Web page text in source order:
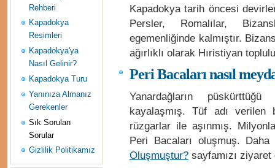
Rehberi
Kapadokya
Resimleri
Kapadokya'ya
Nasıl Gelinir?
Kapadokya Turu
Yanınıza Almanız
Gerekenler
Sık Sorulan
Sorular
Gizlilik Politikamız
Kapadokya tarih öncesi
Persler, Romalılar,
egemenliğinde kalmıştır.
ağırlıklı olarak Hıristiyan
Peri Bacaları nasıl
Yanardağların
kayalaşmış. Tüf adı
rüzgarlar ile aşınmış.
Peri Bacaları oluşmuş.
Oluşmuştur? sayfamızı